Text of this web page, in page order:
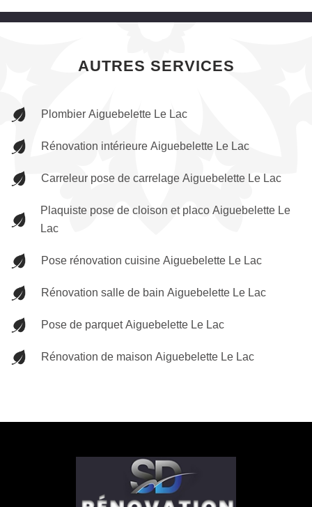
AUTRES SERVICES
Plombier Aiguebelette Le Lac
Rénovation intérieure Aiguebelette Le Lac
Carreleur pose de carrelage Aiguebelette Le Lac
Plaquiste pose de cloison et placo Aiguebelette Le
Lac
Pose rénovation cuisine Aiguebelette Le Lac
Rénovation salle de bain Aiguebelette Le Lac
Pose de parquet Aiguebelette Le Lac
Rénovation de maison Aiguebelette Le Lac